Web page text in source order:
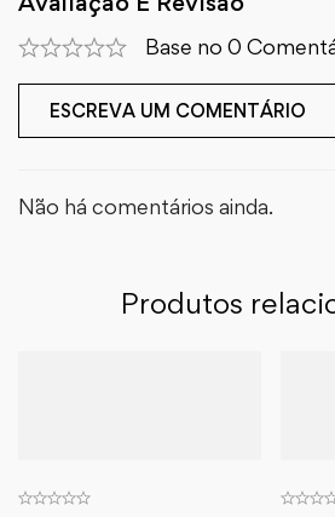
Base no 0
ESCREVA UM COMENTÁRIO
Não há comentários ainda.
Produtos